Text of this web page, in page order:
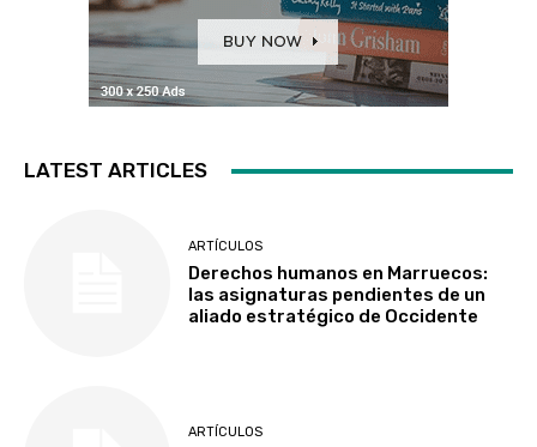
LATEST ARTICLES
ARTÍCULOS
Derechos humanos en Marruecos:
las asignaturas pendientes de un
aliado estratégico de Occidente
ARTÍCULOS